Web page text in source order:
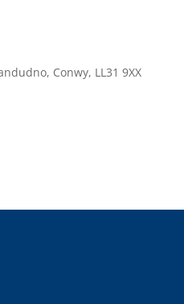
Conwy, LL31 9XX